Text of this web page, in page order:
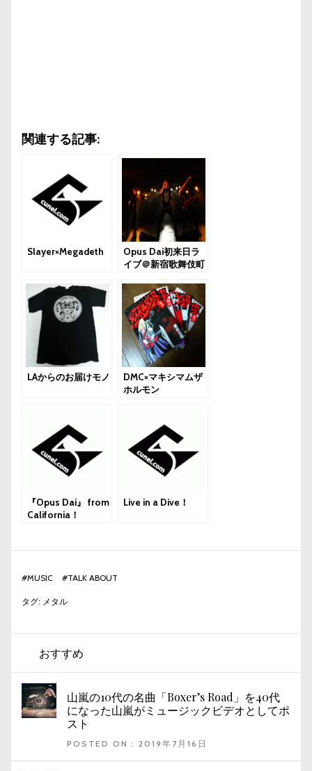
関連する記事:
Slayer×Megadeth
Opus Dai初来日ラ
イブ＠新宿歌舞伎町
LAからのお届けモノ
DMC×マキシマムザ
ホルモン
『Opus Dai』 from
California！
Live in a Dive！
#MUSIC #TALK ABOUT
タグ: メタル
おすすめ
山嵐の10代の名曲「Boxer’s Road」を40代
になった山嵐がミュージックビデオとしてポ
スト
POSTED ON : 2019年7月16日